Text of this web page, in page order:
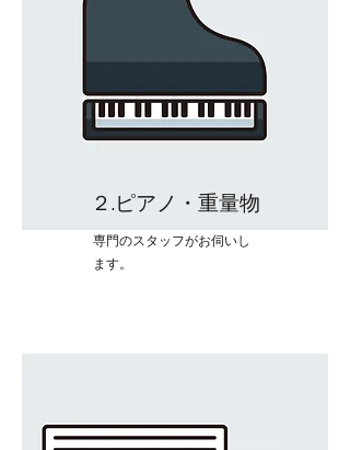
２.ピアノ・重量物
専門のスタッフがお伺いし
ます。